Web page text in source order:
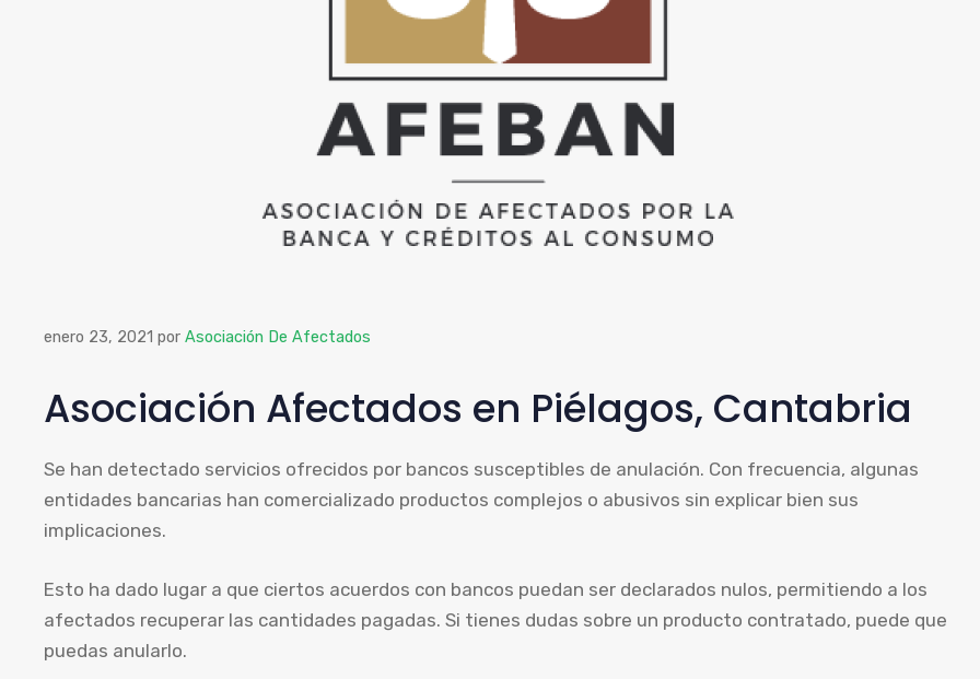
enero 23, 2021 por Asociación De Afectados
Asociación Afectados en Piélagos, Cantabria
Se han detectado servicios ofrecidos por bancos susceptibles de anulación. Con frecuencia, algunas
entidades bancarias han comercializado productos complejos o abusivos sin explicar bien sus
implicaciones.
Esto ha dado lugar a que ciertos acuerdos con bancos puedan ser declarados nulos, permitiendo a los
afectados recuperar las cantidades pagadas. Si tienes dudas sobre un producto contratado, puede que
puedas anularlo.